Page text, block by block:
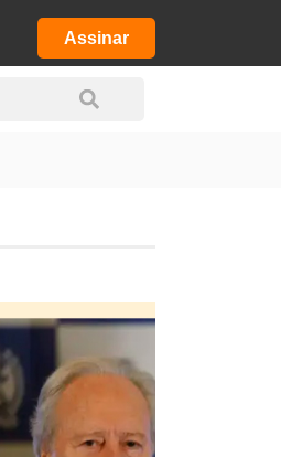
Assinar